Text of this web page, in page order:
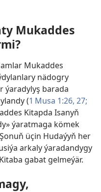
Mukaddes
Mukaddes
nädogry
ýaradylyş barada
(1 Musa 1:26, 27;
Kitapda Isanyň
ýaratmaga kömek
üçin Hudaýyň her
arkaly ýaradandygy
gabat gelmeýär.